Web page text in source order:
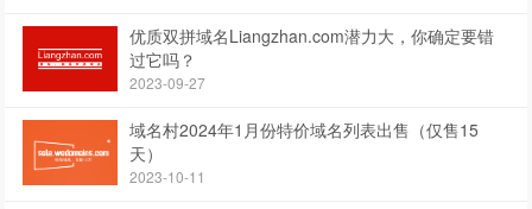
优质双拼域名Liangzhan.com潜力大，你确定要错
过它吗？
2023-09-27
域名村2024年1月份特价域名列表出售（仅售15
天）
2023-10-11